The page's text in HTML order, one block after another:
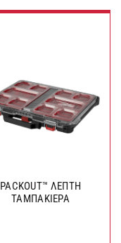
PACKOUT™ ΛΕΠΤΗ
ΤΑΜΠΑΚΙΕΡΑ